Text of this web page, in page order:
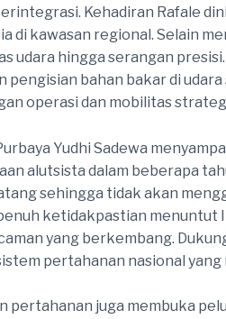
Kehadiran Rafale
di kawasan regional. Selain
udara hingga serangan
pengisian bahan bakar di
operasi dan mobilitas
Yudhi Sadewa
alutsista dalam beberapa
sehingga tidak akan
ketidakpastian menuntut
yang berkembang.
pertahanan nasional yang
pertahanan juga membuka